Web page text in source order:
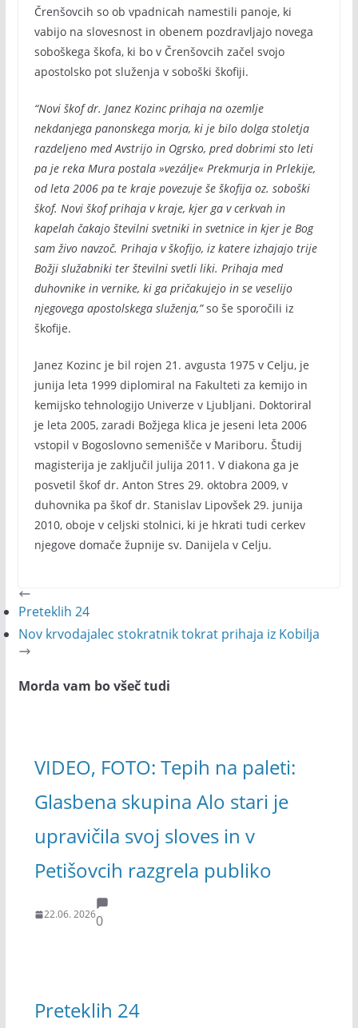
Črenšovcih so ob vpadnicah namestili panoje, ki
vabijo na slovesnost in obenem pozdravljajo novega
soboškega škofa, ki bo v Črenšovcih začel svojo
apostolsko pot služenja v soboški škofiji.
“Novi škof dr. Janez Kozinc prihaja na ozemlje
nekdanjega panonskega morja, ki je bilo dolga stoletja
razdeljeno med Avstrijo in Ogrsko, pred dobrimi sto leti
pa je reka Mura postala »vezálje« Prekmurja in Prlekije,
od leta 2006 pa te kraje povezuje še škofija oz. soboški
škof. Novi škof prihaja v kraje, kjer ga v cerkvah in
kapelah čakajo številni svetniki in svetnice in kjer je Bog
sam živo navzoč. Prihaja v škofijo, iz katere izhajajo trije
Božji služabniki ter številni svetli liki. Prihaja med
duhovnike in vernike, ki ga pričakujejo in se veselijo
njegovega apostolskega služenja,”so še sporočili iz
škofije.
Janez Kozinc je bil rojen 21. avgusta 1975 v Celju, je
junija leta 1999 diplomiral na Fakulteti za kemijo in
kemijsko tehnologijo Univerze v Ljubljani. Doktoriral
je leta 2005, zaradi Božjega klica je jeseni leta 2006
vstopil v Bogoslovno semenišče v Mariboru. Študij
magisterija je zaključil julija 2011. V diakona ga je
posvetil škof dr. Anton Stres 29. oktobra 2009, v
duhovnika pa škof dr. Stanislav Lipovšek 29. junija
2010, oboje v celjski stolnici, ki je hkrati tudi cerkev
njegove domače župnije sv. Danijela v Celju.
Preteklih 24
Nov krvodajalec stokratnik tokrat prihaja iz Kobilja
Morda vam bo všeč tudi
VIDEO, FOTO: Tepih na paleti:
Glasbena skupina Alo stari je
upravičila svoj sloves in v
Petišovcih razgrela publiko
22.06. 20260
Preteklih 24